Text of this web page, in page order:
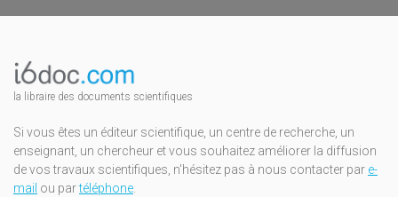
la libraire des documents scientifiques
Si vous êtes un éditeur scientifique, un centre de recherche, un
enseignant, un chercheur et vous souhaitez améliorer la diffusion
de vos travaux scientifiques, n'hésitez pas à nous contacter par e-
mail ou partéléphone.